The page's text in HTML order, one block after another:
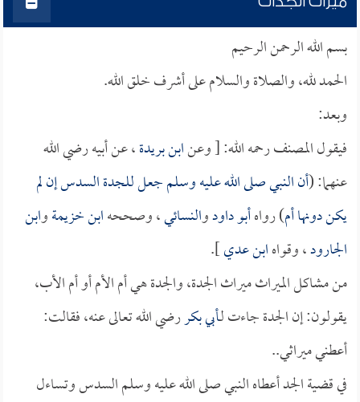
بسم الله الرحمن الرحيم
الحمد لله، والصلاة والسلام على أشرف خلق الله.
وبعد:
فيقول المصنف رحمه الله: [ وعنابن بريدة، عن أبيه رضي الله
عنهما: (أن النبي صلى الله عليه وسلم جعل للجدة السدس إن لم
يكن دونها أم) رواهأبو داودوالنسائي، وصححهابن خزيمةوابن
الجارود، وقواهابن عدي].
من مشاكل الميراث ميراث الجدة، والجدة هي أم الأم أو أم الأب،
يقولون: إن الجدة جاءت لـأبي بكررضي الله تعالى عنه، فقالت:
أعطني ميراثي..
في قضية الجد أعطاه النبي صلى الله عليه وسلم السدس وتساءل